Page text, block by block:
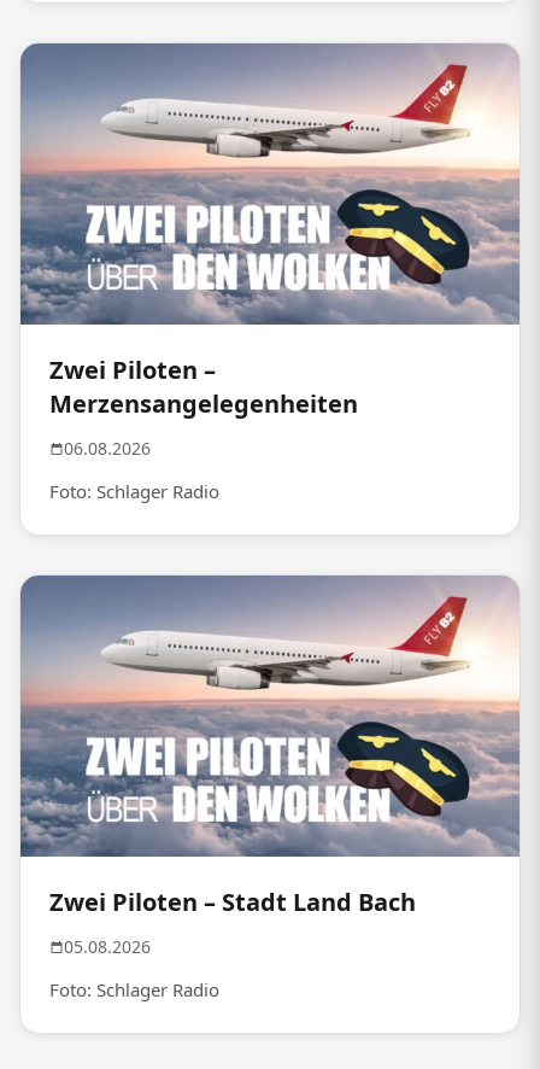
Zwei Piloten –
Merzensangelegenheiten
06.08.2026
Foto: Schlager Radio
Zwei Piloten – Stadt Land Bach
05.08.2026
Foto: Schlager Radio